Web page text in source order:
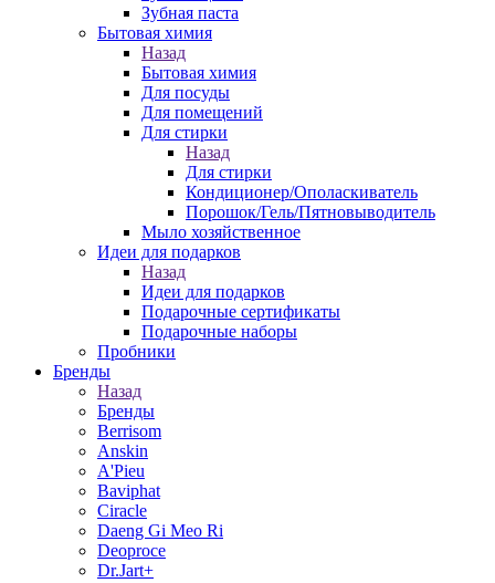
Зубная паста
Бытовая химия
Назад
Бытовая химия
Для посуды
Для помещений
Для стирки
Назад
Для стирки
Кондиционер/Ополаскиватель
Порошок/Гель/Пятновыводитель
Мыло хозяйственное
Идеи для подарков
Назад
Идеи для подарков
Подарочные сертификаты
Подарочные наборы
Пробники
Бренды
Назад
Бренды
Berrisom
Anskin
A'Pieu
Baviphat
Ciracle
Daeng Gi Meo Ri
Deoproce
Dr.Jart+